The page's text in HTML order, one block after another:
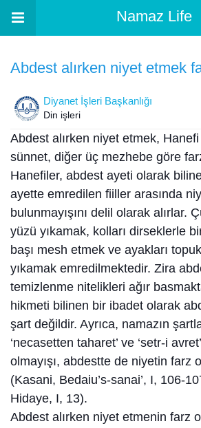
Namaz Life
Abdest alırken niyet etmek
Diyanet İşleri Başkanlığı
Din işleri
Abdest alırken niyet etmek,
sünnet, diğer üç mezhebe göre
Hanefiler, abdest ayeti olarak
ayette emredilen fiiller arasında
bulunmayışını delil olarak alırlar.
yüzü yıkamak, kolları dirseklerle
başı mesh etmek ve ayakları
yıkamak emredilmektedir. Zira
temizlenme nitelikleri ağır
hikmeti bilinen bir ibadet olarak
şart değildir. Ayrıca, namazın
‘necasetten taharet’ ve ‘setr-i
olmayışı, abdestte de niyetin farz
(Kasani, Bedaiu’s-sanai’, I, 106-
Hidaye, I, 13).
Abdest alırken niyet etmenin farz